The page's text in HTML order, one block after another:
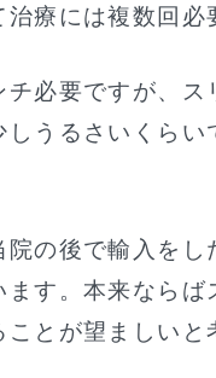
治療には複数回必
必要ですが、ス
うるさいくらい
の後で輸入をし
す。本来ならば
とが望ましいと